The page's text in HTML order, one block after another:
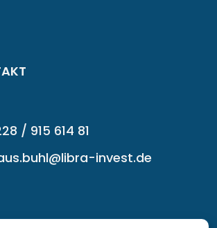
/ 915 614 81
invest.de